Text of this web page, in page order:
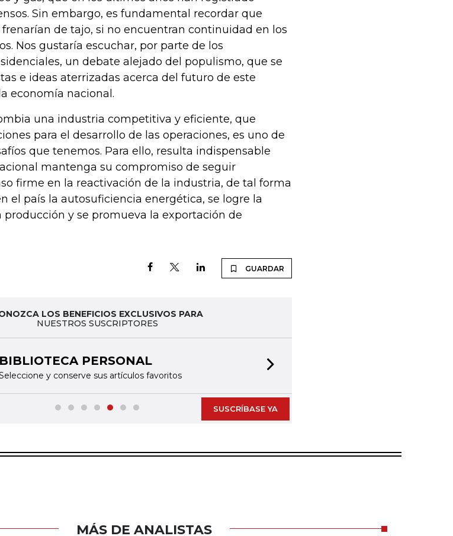
Sin embargo, es fundamental recordar que
frenarían de tajo, si no encuentran continuidad en los
Nos gustaría escuchar, por parte de los
un debate alejado del populismo, que se
e ideas aterrizadas acerca del futuro de este
economía nacional.
una industria competitiva y eficiente, que
para el desarrollo de las operaciones, es uno de
que tenemos. Para ello, resulta indispensable
mantenga su compromiso de seguir
firme en la reactivación de la industria, de tal forma
el país la autosuficiencia energética, se logre la
producción y se promueva la exportación de
GUARDAR
LOS BENEFICIOS EXCLUSIVOS PARA
NUESTROS SUSCRIPTORES
BIBLIOTECA PERSONAL
y conserve sus artículos favoritos
SUSCRÍBASE YA
MÁS DE ANALISTAS